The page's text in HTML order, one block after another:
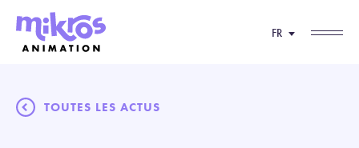
FR
TOUTES LES ACTUS